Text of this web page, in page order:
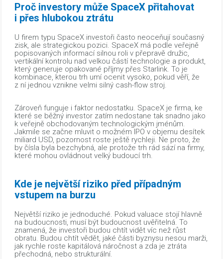
Proč investory může SpaceX přitahovat
i přes hlubokou ztrátu
U firem typu SpaceX investoři často neoceňují současný
zisk, ale strategickou pozici. SpaceX má podle veřejně
popisovaných informací silnou roli v přepravě družic,
vertikální kontrolu nad velkou částí technologie a produkt,
který generuje opakované příjmy přes Starlink. To je
kombinace, kterou trh umí ocenit vysoko, pokud věří, že
z ní jednou vznikne velmi silný cash-flow stroj.
Zároveň funguje i faktor nedostatku. SpaceX je firma, ke
které se běžný investor zatím nedostane tak snadno jako
k veřejně obchodovaným technologickým jménům.
Jakmile se začne mluvit o možném IPO v objemu desítek
miliard USD, pozornost roste ještě rychleji. Ne proto, že
by čísla byla bezchybná, ale protože trh rád sází na firmy,
které mohou ovládnout velký budoucí trh.
Kde je největší riziko před případným
vstupem na burzu
Největší riziko je jednoduché. Pokud valuace stojí hlavně
na budoucnosti, musí být budoucnost uvěřitelná. To
znamená, že investoři budou chtít vidět víc než růst
obratu. Budou chtít vědět, jaké části byznysu nesou marži,
jak rychle roste kapitálová náročnost a zda je ztráta
přechodná, nebo strukturální.